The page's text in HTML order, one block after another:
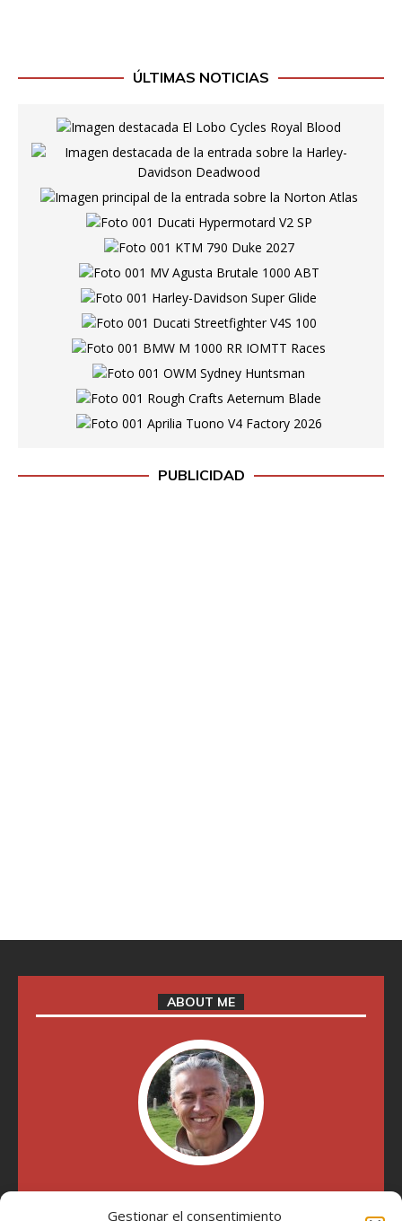
Gestionar el consentimiento
ÚLTIMAS NOTICIAS
PUBLICIDAD
ABOUT ME
año 2007 he escrito sobre motos en distintos medios.